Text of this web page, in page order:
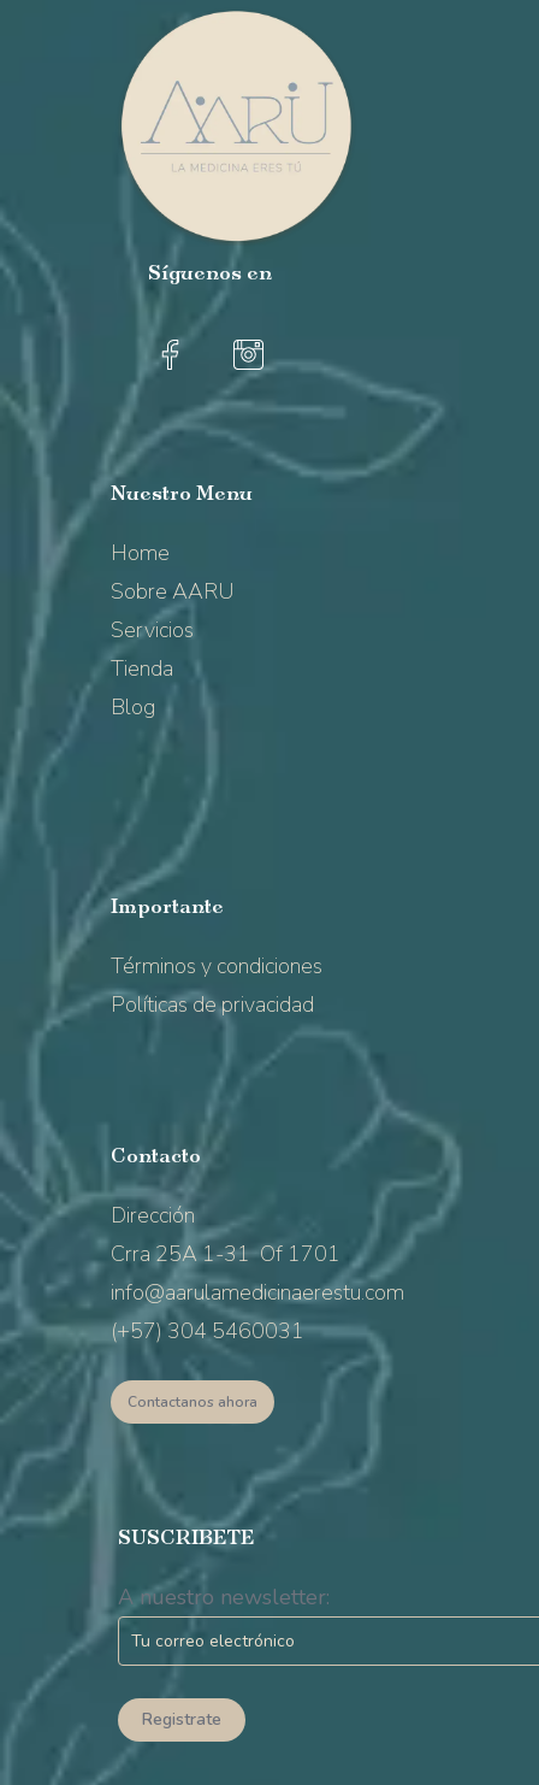
Síguenos en
Nuestro Menu
Home
Sobre AARU
Servicios
Tienda
Blog
Importante
Términos y condiciones
Políticas de privacidad
Contacto
Dirección
Crra 25A 1-31 Of 1701
info@aarulamedicinaerestu.com
(+57) 304 5460031
Contactanos ahora
SUSCRIBETE
A nuestro newsletter: